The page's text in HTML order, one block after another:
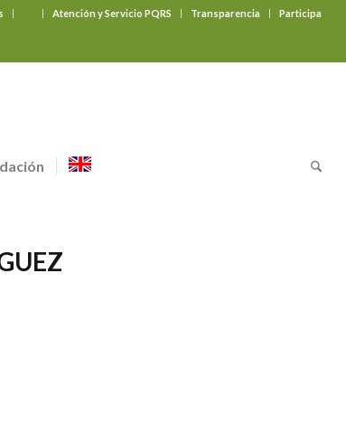
Atención y Servicio PQRS Transparencia Participa